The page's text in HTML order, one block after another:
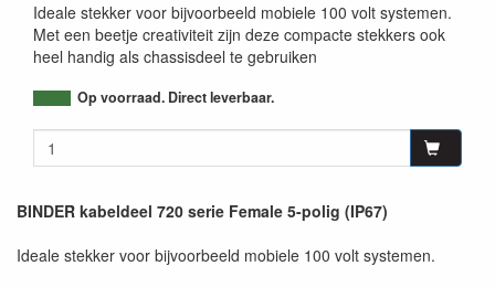
Ideale stekker voor bijvoorbeeld mobiele 100 volt systemen.
Met een beetje creativiteit zijn deze compacte stekkers ook
heel handig als chassisdeel te gebruiken
Op voorraad. Direct leverbaar.
BINDER kabeldeel 720 serie Female 5-polig (IP67)
Ideale stekker voor bijvoorbeeld mobiele 100 volt systemen.